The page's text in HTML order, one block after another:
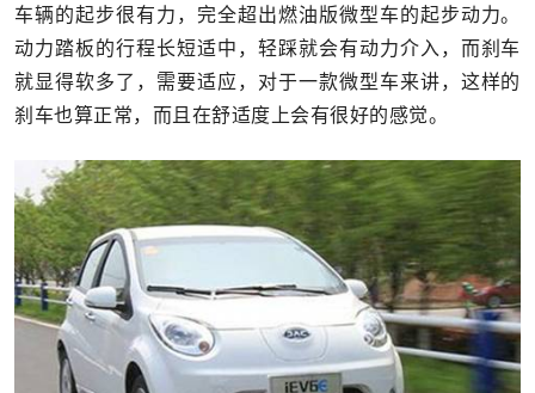
车辆的起步很有力，完全超出燃油版微型车的起步动力。
动力踏板的行程长短适中，轻踩就会有动力介入，而刹车
就显得软多了，需要适应，对于一款微型车来讲，这样的
刹车也算正常，而且在舒适度上会有很好的感觉。